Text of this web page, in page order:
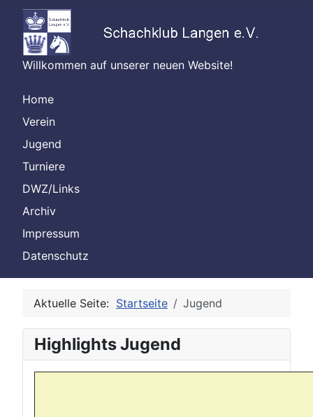
Willkommen auf unserer neuen Website!
Home
Verein
Jugend
Turniere
DWZ/Links
Archiv
Impressum
Datenschutz
Aktuelle Seite: Startseite Jugend
Highlights Jugend